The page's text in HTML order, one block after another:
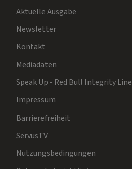
Aktuelle Ausgabe
Newsletter
Kontakt
Mediadaten
Speak Up - Red Bull Integrity Line
Impressum
Barrierefreiheit
ServusTV
Nutzungsbedingungen